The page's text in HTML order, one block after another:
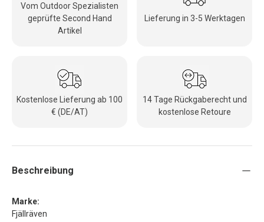
Vom Outdoor Spezialisten
geprüfte Second Hand
Artikel
Lieferung in 3-5 Werktagen
Kostenlose Lieferung ab 100
€ (DE/AT)
14 Tage Rückgaberecht und
kostenlose Retoure
Beschreibung
Marke:
Fjällräven